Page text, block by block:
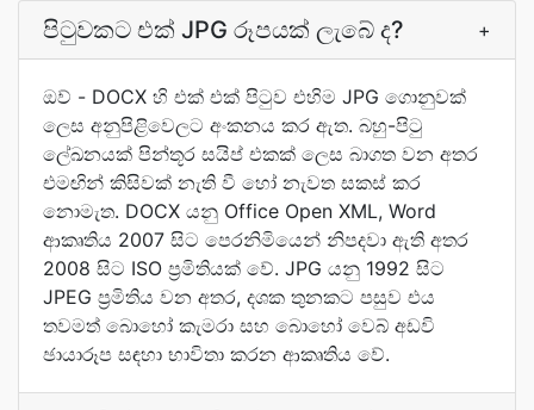
පිටුවකට එක් JPG රූපයක් ලැබේ ද? +
ඔව් - DOCX හි එක් එක් පිටුව එහිම JPG ගොනුවක්
ලෙස අනුපිළිවෙලට අංකනය කර ඇත. බහු-පිටු
ලේඛනයක් පින්තූර සයිප් එකක් ලෙස බාගත වන අතර
එමඟින් කිසිවක් නැති වී හෝ නැවත සකස් කර
නොමැත. DOCX යනු Office Open XML, Word
ආකෘතිය 2007 සිට පෙරනිමියෙන් නිපදවා ඇති අතර
2008 සිට ISO ප්‍රමිතියක් වේ. JPG යනු 1992 සිට
JPEG ප්‍රමිතිය වන අතර, දශක තුනකට පසුව එය
තවමත් බොහෝ කැමරා සහ බොහෝ වෙබ් අඩවි
ඡායාරූප සඳහා භාවිතා කරන ආකෘතිය වේ.